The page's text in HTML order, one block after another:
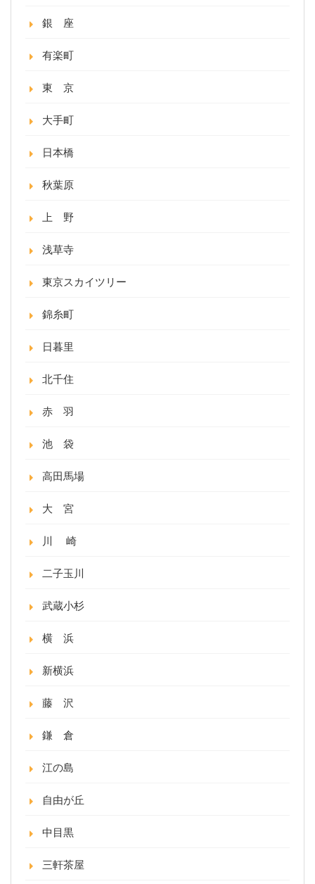
銀 座
有楽町
東 京
大手町
日本橋
秋葉原
上 野
浅草寺
東京スカイツリー
錦糸町
日暮里
北千住
赤 羽
池 袋
高田馬場
大 宮
川 崎
二子玉川
武蔵小杉
横 浜
新横浜
藤 沢
鎌 倉
江の島
自由が丘
中目黒
三軒茶屋